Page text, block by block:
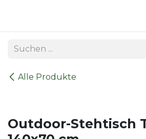
Alle Produkte
Outdoor-Stehtisch